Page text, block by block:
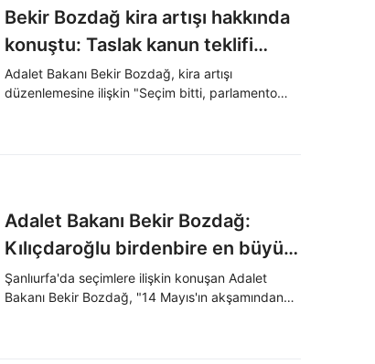
Bekir Bozdağ kira artışı hakkında
konuştu: Taslak kanun teklifi
çalışmamız tamamlanmış
durumda
Adalet Bakanı Bekir Bozdağ, kira artışı
düzenlemesine ilişkin "Seçim bitti, parlamento
Adalet Bakanı Bekir Bozdağ:
Kılıçdaroğlu birdenbire en büyük
bozkurt oldu
Şanlıurfa'da seçimlere ilişkin konuşan Adalet
Bakanı Bekir Bozdağ, "14 Mayıs'ın akşamından